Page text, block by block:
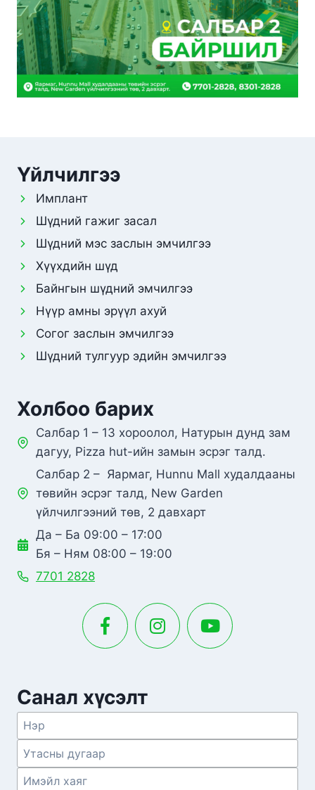
Үйлчилгээ
Имплант
Шүдний гажиг засал
Шүдний мэс заслын эмчилгээ
Хүүхдийн шүд
Байнгын шүдний эмчилгээ
Нүүр амны эрүүл ахуй
Согог заслын эмчилгээ
Шүдний тулгуур эдийн эмчилгээ
Санал хүсэлт
Холбоо барих
Салбар 1 – 13 хороолол, Натурын дунд зам
дагуу, Pizza hut-ийн замын эсрэг талд.
Салбар 2 – Яармаг, Hunnu Mall худалдааны
төвийн эсрэг талд, New Garden
үйлчилгээний төв, 2 давхарт
Да – Ба 09:00 – 17:00
Бя – Ням 08:00 – 19:00
7701 2828